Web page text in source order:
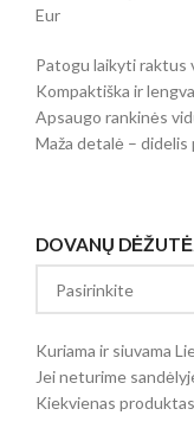
Eur
Patogu laikyti raktus
Kompaktiška ir lengva
Apsaugo rankinės
Maža detalė – didelis
DOVANŲ
Kuriama ir siuvama
Jei neturime
Kiekvienas